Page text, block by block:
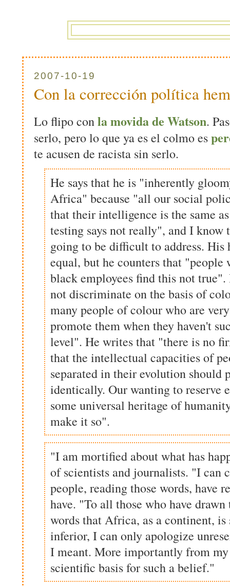
2007-10-19
Con la corrección política
Lo flipo conla movida de Watson.
serlo, pero lo que ya es el colmo es
te acusen de racista sin serlo.
He says that he is "inherently
Africa" because "all our social
that their intelligence is the same
testing says not really", and I
going to be difficult to address. His
equal, but he counters that "people
black employees find this not true".
not discriminate on the basis of
many people of colour who are
promote them when they haven't
level". He writes that "there is no
that the intellectual capacities of
separated in their evolution should
identically. Our wanting to reserve
some universal heritage of
make it so".
"I am mortified about what has
of scientists and journalists. "I can
people, reading those words, have
have. "To all those who have
words that Africa, as a continent,
inferior, I can only apologize
I meant. More importantly from
scientific basis for such a belief."